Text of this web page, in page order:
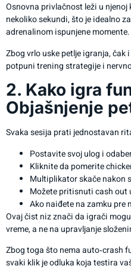
Osnovna privlačnost leži u
nekoliko sekundi, što je idealno
adrenalinom ispunjene momente.
Zbog vrlo uske petlje igranja,
potpuni trening strategije i
2. Kako igra
Objašnjenje
Svaka sesija prati jednostavan
Postavite svoj ulog i
Kliknite da pomerite
Multiplikator skače nakon
Možete pritisnuti cash out
Ako naiđete na zamku pre
Ovaj čist niz znači da igrači
vreme, a ne na upravljanje
Zbog toga što nema auto‑crash
svaki klik je odluka koja testira